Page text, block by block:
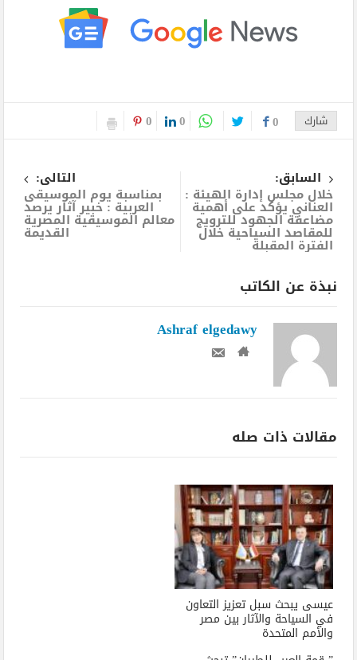
شارك 0
0
0
السابق:
خلال مجلس إدارة الهيئة :
العناني يؤكد على أهمية
مضاعفة الجهود للترويج
للمقاصد السياحية خلال
الفترة المقبلة
التالى:
بمناسبة يوم الموسيقى
العربية : خبير آثار يرصد
معالم الموسيقية المصرية
القديمة
نبذة عن الكاتب
Ashraf elgedawy
مقالات ذات صله
عيسى يبحث سبل تعزيز التعاون
في السياحة والآثار بين مصر
والأمم المتحدة